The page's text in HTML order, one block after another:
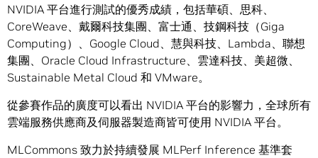
NVIDIA 平台進行測試的優秀成績，包括華碩、思科、
CoreWeave、戴爾科技集團、富士通、技鋼科技（Giga
Computing）、Google Cloud、慧與科技、Lambda、聯想
集團、Oracle Cloud Infrastructure、雲達科技、美超微、
Sustainable Metal Cloud 和 VMware。
從參賽作品的廣度可以看出 NVIDIA 平台的影響力，全球所有
雲端服務供應商及伺服器製造商皆可使用 NVIDIA 平台。
MLCommons 致力於持續發展 MLPerf Inference 基準套